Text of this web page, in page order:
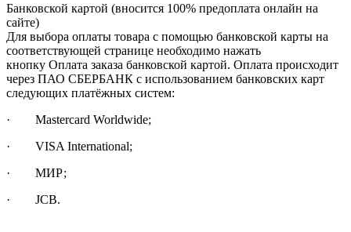
Банковской картой (вносится 100% предоплата онлайн на
сайте)
Для выбора оплаты товара с помощью банковской карты на
соответствующей странице необходимо нажать
кнопку Оплата заказа банковской картой. Оплата происходит
через ПАО СБЕРБАНК с использованием банковских карт
следующих платёжных систем:
· Mastercard Worldwide;
· VISA International;
· МИР;
· JCB.